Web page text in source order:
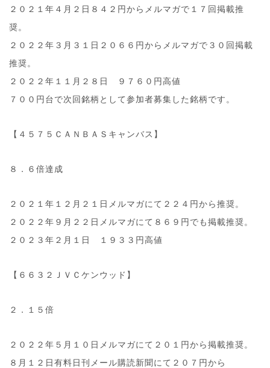
２０２１年４月２日８４２円からメルマガで１７回掲載推
奨。
２０２２年３月３１日２０６６円からメルマガで３０回掲載
推奨。
２０２２年１１月２８日 ９７６０円高値
７００円台で次回銘柄として参加者募集した銘柄です。
【４５７５ＣＡＮＢＡＳキャンバス】
８．６倍達成
２０２１年１２月２１日メルマガにて２２４円から推奨。
２０２２年９月２２日メルマガにて８６９円でも掲載推奨。
２０２３年２月１日 １９３３円高値
【６６３２ＪＶＣケンウッド】
２．１５倍
２０２２年５月１０日メルマガにて２０１円から掲載推奨。
８月１２日有料日刊メール購読新聞にて２０７円から